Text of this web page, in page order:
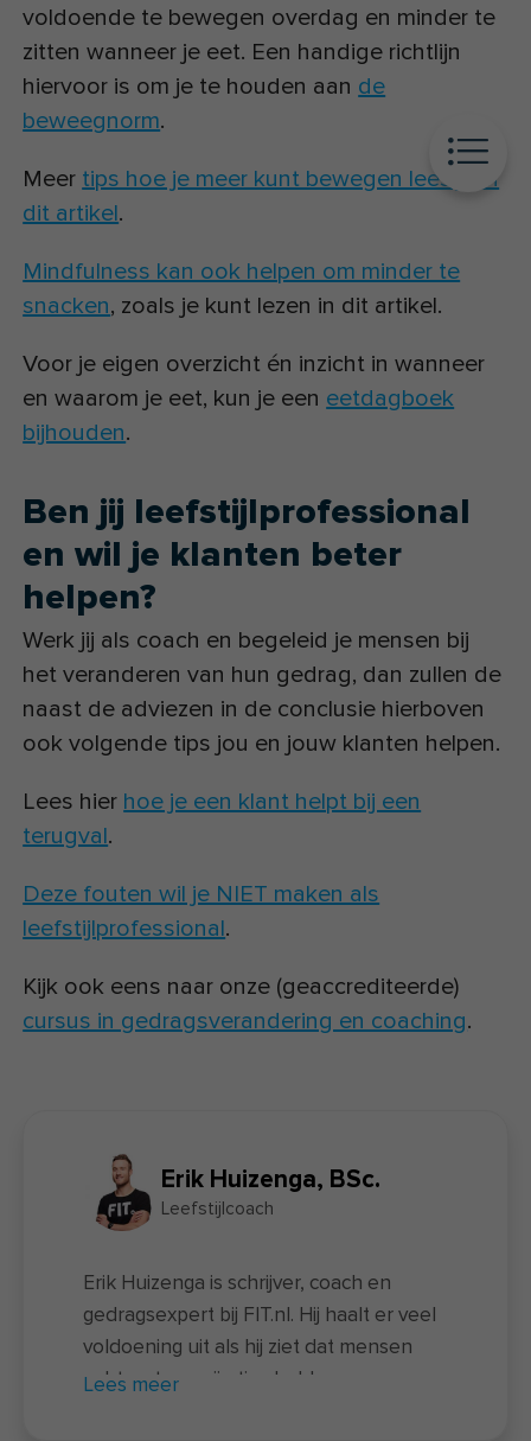
voldoende te bewegen overdag en minder te
zitten wanneer je eet. Een handige richtlijn
hiervoor is om je te houden aan de
beweegnorm.
Meer tips hoe je meer kunt bewegen lees je in
dit artikel.
Mindfulness kan ook helpen om minder te
snacken, zoals je kunt lezen in dit artikel.
Voor je eigen overzicht én inzicht in wanneer
en waarom je eet, kun je een eetdagboek
bijhouden.
Ben jij leefstijlprofessional
en wil je klanten beter
helpen?
Werk jij als coach en begeleid je mensen bij
het veranderen van hun gedrag, dan zullen de
naast de adviezen in de conclusie hierboven
ook volgende tips jou en jouw klanten helpen.
Lees hier hoe je een klant helpt bij een
terugval.
Deze fouten wil je NIET maken als
leefstijlprofessional.
Kijk ook eens naar onze (geaccrediteerde)
cursus in gedragsverandering en coaching.
Erik Huizenga, BSc.
Leefstijlcoach
Erik Huizenga is schrijver, coach en
gedragsexpert bij FIT.nl. Hij haalt er veel
voldoening uit als hij ziet dat mensen
echt wat aan zijn tips hebben en
Lees meer